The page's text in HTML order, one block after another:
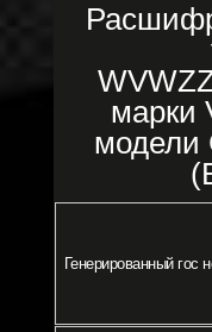
марки
модели
Генерированный гос